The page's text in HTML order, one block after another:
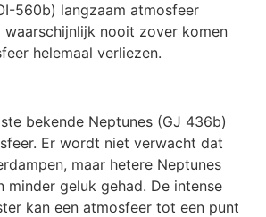
560b) langzaam atmosfeer
waarschijnlijk nooit zover komen
helemaal verliezen.
bekende Neptunes (GJ 436b)
Er wordt niet verwacht dat
maar hetere Neptunes
minder geluk gehad. De intense
kan een atmosfeer tot een punt